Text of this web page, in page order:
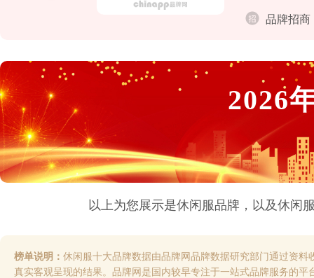
品业务，已建
和突破。品牌招商
2026
以上为您展示是休闲服品牌，以及休闲
榜单说明： 休闲服十大品牌数据由品牌网品牌数据研究部门通过资
真实客观呈现的结果。品牌网是国内较早专注于一站式品牌服务的